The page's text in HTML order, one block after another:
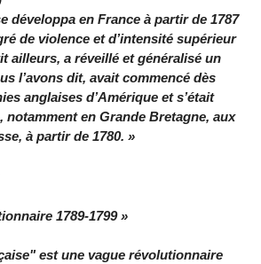
développa en France à partir de 1787
de violence et d’intensité supérieur
ailleurs, a réveillé et généralisé un
l’avons dit, avait commencé dès
anglaises d’Amérique et s’était
notamment en Grande Bretagne, aux
à partir de 1780. »
1789-1799 »
est une vague révolutionnaire